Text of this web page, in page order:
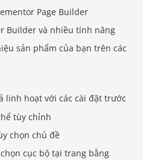
Page Builder
Builder và nhiều tính năng
sản phẩm của bạn trên các
linh hoạt với các cài đặt trước
tùy chỉnh
chọn chủ đề
cục bộ tại trang bằng